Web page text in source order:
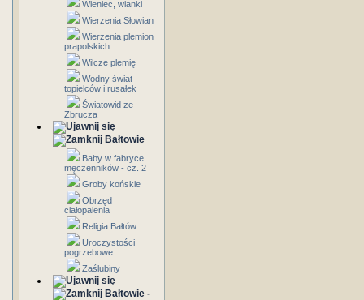
Wieniec, wianki
Wierzenia Słowian
Wierzenia plemion
prapolskich
Wilcze plemię
Wodny świat
topielców i rusałek
Światowid ze
Zbrucza
Bałtowie
Baby w fabryce
męczenników - cz. 2
Groby końskie
Obrzęd
ciałopalenia
Religia Bałtów
Uroczystości
pogrzebowe
Zaślubiny
Bałtowie -